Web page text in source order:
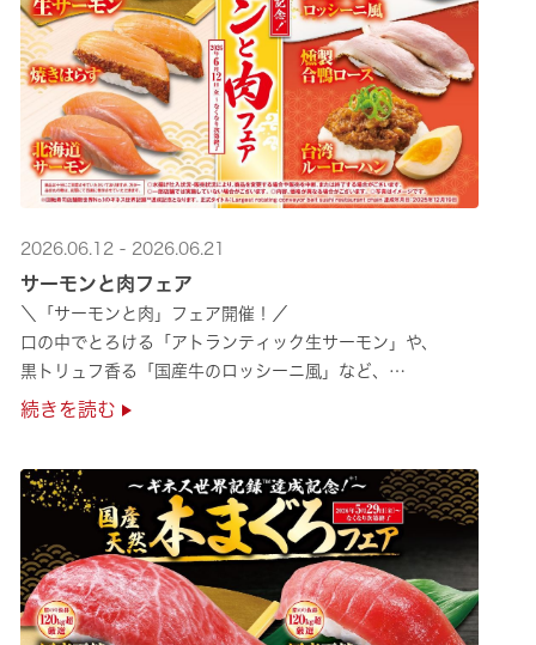
2026.06.12 - 2026.06.21
サーモンと肉フェア
＼「サーモンと肉」フェア開催！／
口の中でとろける「アトランティック生サーモン」や、
黒トリュフ香る「国産牛のロッシーニ風」など、
圧倒的な贅沢感をぜひ店舗でご堪能ください🍣
続きを読む